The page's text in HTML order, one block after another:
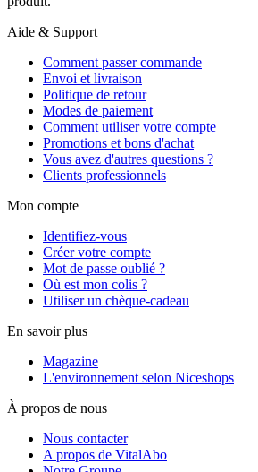
Aide & Support
Comment passer commande
Envoi et livraison
Politique de retour
Modes de paiement
Comment utiliser votre compte
Promotions et bons d'achat
Vous avez d'autres questions ?
Clients professionnels
Mon compte
Identifiez-vous
Créer votre compte
Mot de passe oublié ?
Où est mon colis ?
Utiliser un chèque-cadeau
En savoir plus
Magazine
L'environnement selon Niceshops
À propos de nous
Nous contacter
A propos de VitalAbo